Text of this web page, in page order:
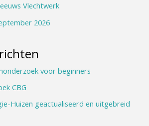
Vlechtwerk
2026
voor beginners
CBG
Huizen geactualiseerd en uitgebreid